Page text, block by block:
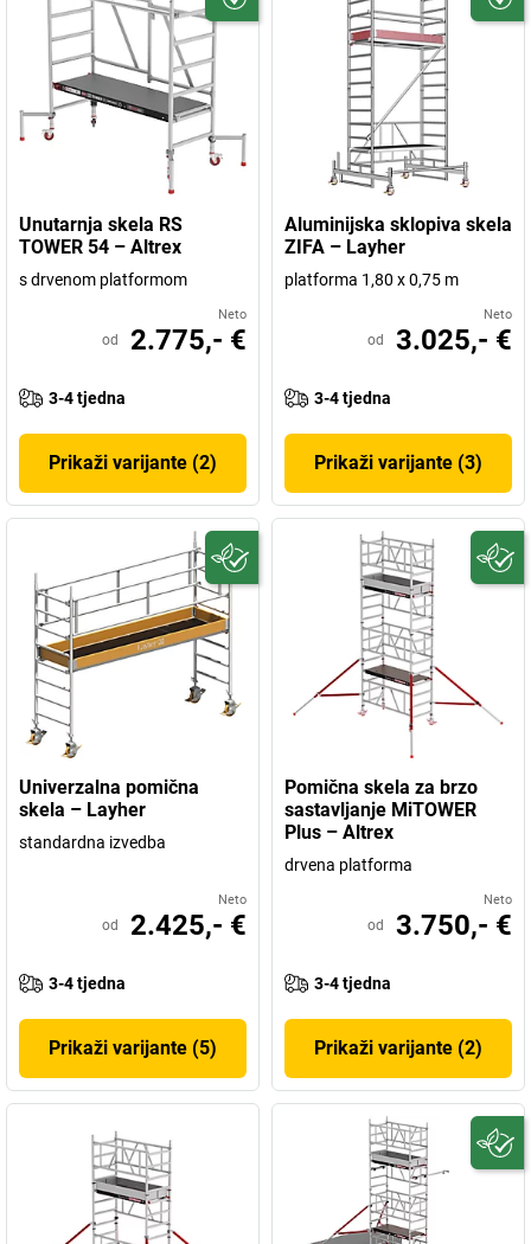
Unutarnja skela RS
TOWER 54 – Altrex
s drvenom platformom
Neto
od 2.775,- €
3-4 tjedna
Prikaži varijante (2)
Aluminijska sklopiva skela
ZIFA – Layher
platforma 1,80 x 0,75 m
Neto
od 3.025,- €
3-4 tjedna
Prikaži varijante (3)
Univerzalna pomična
skela – Layher
standardna izvedba
Neto
od 2.425,- €
3-4 tjedna
Prikaži varijante (5)
Pomična skela za brzo
sastavljanje MiTOWER
Plus – Altrex
drvena platforma
Neto
od 3.750,- €
3-4 tjedna
Prikaži varijante (2)